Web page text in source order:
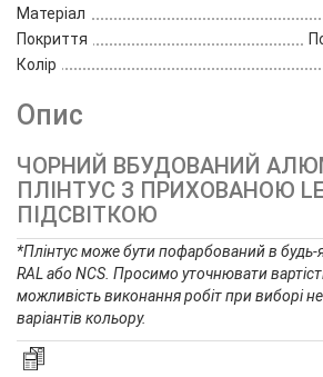
Матеріал
Покриття
Колір
Опис
ЧОРНИЙ ВБУДОВАНИЙ
ПЛІНТУС З ПРИХОВАНОЮ
ПІДСВІТКОЮ
*Плінтус може бути пофарбований в будь-
RAL або NCS. Просимо уточнювати
можливість виконання робіт при виборі
варіантів кольору.